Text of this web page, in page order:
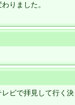
りました。
ビで拝見して行く決